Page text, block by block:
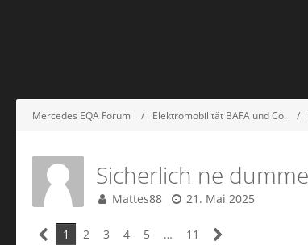
Mercedes EQA Forum Elektromobilität BAFA und Co.
Sicherlich ne
Mattes88 21. Mai 2025
1 2 3 4 5 … 11